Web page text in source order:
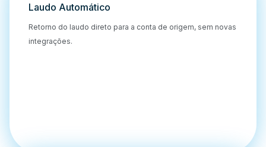
Laudo Automático
Retorno do laudo direto para a conta de origem, sem novas
integrações.